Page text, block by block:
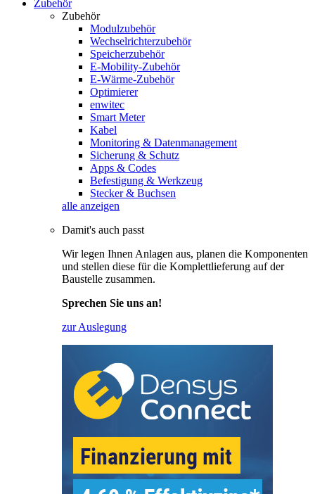
Zubehör
Zubehör
Modulzubehör
Wechselrichterzubehör
Speicherzubehör
E-Mobility-Zubehör
E-Wärme-Zubehör
Optimierer
enwitec
Smart Meter
Kabel
Monitoring & Datenmanagement
Sicherung & Schutz
Apps & Codes
Befestigung & Werkzeug
Stecker & Buchsen
alle anzeigen
Damit's auch passt
Wir legen Ihnen Anlagen aus, planen die Komponenten
und stellen diese für die Komplettlieferung auf der
Baustelle zusammen.
Sprechen Sie uns an!
zur Auslegung